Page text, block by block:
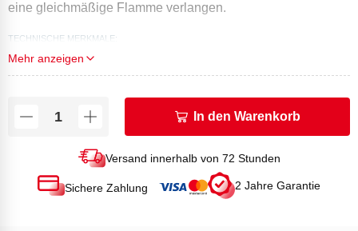
eine gleichmäßige Flamme verlangen.
TECHNISCHE MERKMALE:
Leistung (in kW) bei 4 Bar: 100
Mehr anzeigen
In den Warenkorb
Versand innerhalb von 72 Stunden
Sichere Zahlung 2 Jahre Garantie